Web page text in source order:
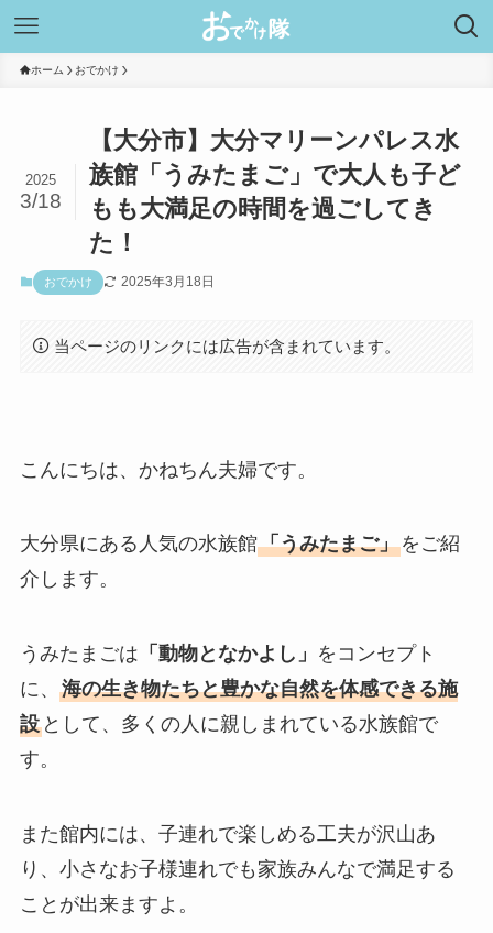
ホーム おでかけ
【大分市】大分マリーンパレス水
族館「うみたまご」で大人も子ど
もも大満足の時間を過ごしてき
た！
2025
3/18
おでかけ 2025年3月18日
当ページのリンクには広告が含まれています。
こんにちは、かねちん夫婦です。
大分県にある人気の水族館「うみたまご」をご紹
介します。
うみたまごは 「動物となかよし」 をコンセプト
に、 海の生き物たちと豊かな自然を体感できる施
設として、多くの人に親しまれている水族館で
す。
また館内には、子連れで楽しめる工夫が沢山あ
り、小さなお子様連れでも家族みんなで満足する
ことが出来ますよ。